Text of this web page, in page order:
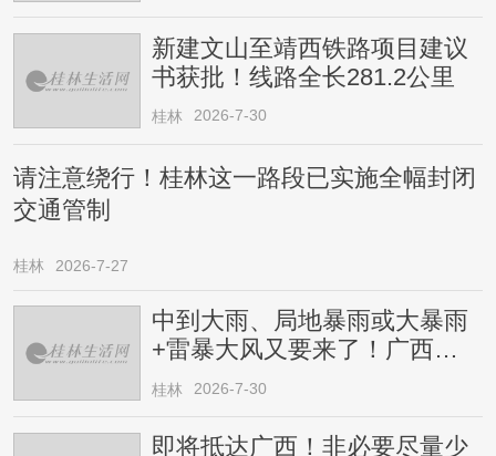
新建文山至靖西铁路项目建议
书获批！线路全长281.2公里
桂林 2026-7-30
请注意绕行！桂林这一路段已实施全幅封闭
交通管制
桂林 2026-7-27
中到大雨、局地暴雨或大暴雨
+雷暴大风又要来了！广西人
请注意
桂林 2026-7-30
即将抵达广西！非必要尽量少